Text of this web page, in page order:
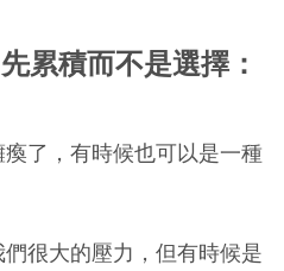
累積而不是選擇：
了，有時候也可以是一種
們很大的壓力，但有時候是